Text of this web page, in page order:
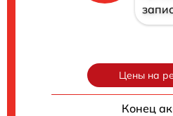
Цены на
Конец